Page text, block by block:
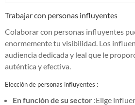
Trabajar con personas influyentes
Colaborar con personas influyentes
enormemente tu visibilidad. Los
audiencia dedicada y leal que le
auténtica y efectiva.
Elección de personas influyentes :
En función de su sector :Elige